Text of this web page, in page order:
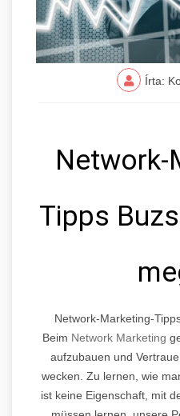
Írta:
Network-
Tipps
Network-Marketing-
Beim Network Marketing
aufzubauen und
wecken. Zu lernen, wie
ist keine Eigenschaft, mit